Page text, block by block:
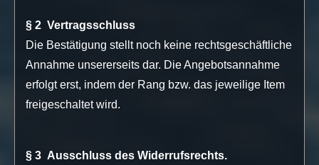
§ 2 Vertragsschluss
Die Bestätigung stellt noch keine rechtsgeschäftliche
Annahme unsererseits dar. Die Angebotsannahme
erfolgt erst, indem der Rang bzw. das jeweilige Item
freigeschaltet wird.
§ 3 Ausschluss des Widerrufsrechts.